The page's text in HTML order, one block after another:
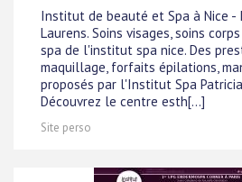
Institut de beauté et Spa à Nice -
Laurens. Soins visages, soins
spa de l'institut spa nice. Des
maquillage, forfaits épilations,
proposés par l'Institut Spa
Découvrez le centre esth[...]
Site perso